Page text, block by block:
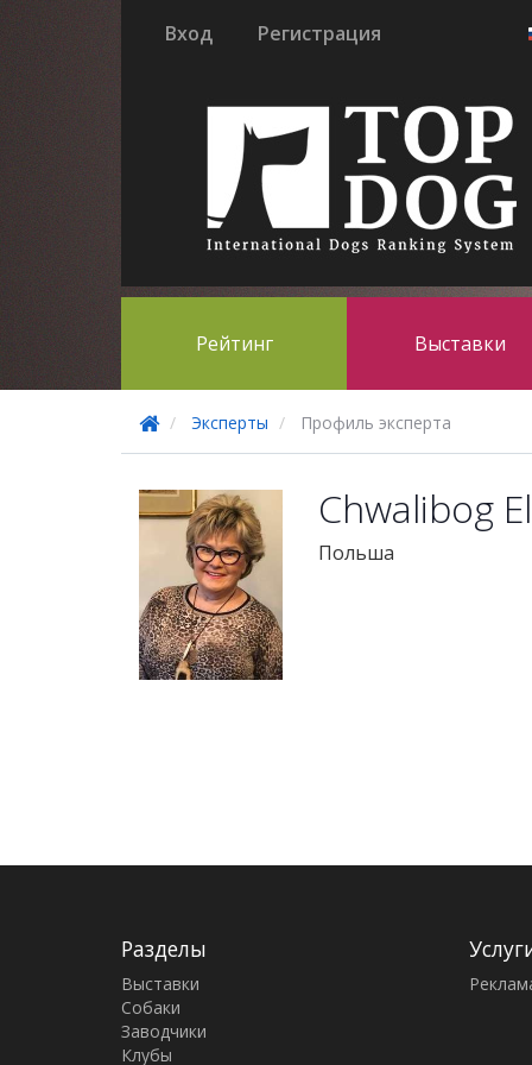
Вход Регистрация
Рейтинг Выставки
Эксперты Профиль эксперта
Chwalibog
Польша
Разделы
Выставки
Собаки
Заводчики
Клубы